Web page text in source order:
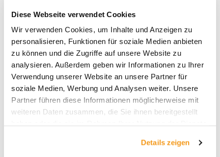
Diese Webseite verwendet Cookies
Wir verwenden Cookies, um Inhalte und Anzeigen zu
personalisieren, Funktionen für soziale Medien anbieten
zu können und die Zugriffe auf unsere Website zu
analysieren. Außerdem geben wir Informationen zu Ihrer
Verwendung unserer Website an unsere Partner für
soziale Medien, Werbung und Analysen weiter. Unsere
Partner führen diese Informationen möglicherweise mit
weiteren Daten zusammen, die Sie ihnen bereitgestellt
Details zeigen
Archive
2026
2025
2024